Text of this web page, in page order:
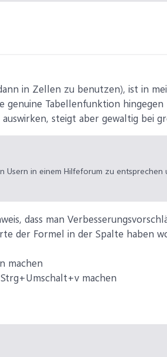
in Zellen zu benutzen), ist in
genuine Tabellenfunktion hingegen
steigt aber gewaltig bei
Usern in einem Hilfeforum zu entsprechen
dass man
der Formel in der Spalte haben
machen
machen